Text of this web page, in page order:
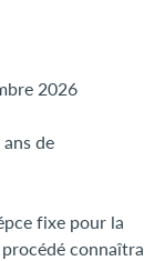
2026
de
fixe pour la
connaîtra